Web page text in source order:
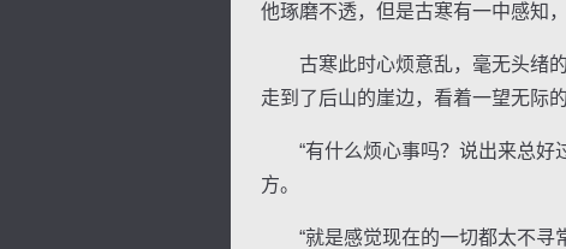
他琢磨不透，但是古寒有一中感知
古寒此时心烦意乱，毫无头绪的
走到了后山的崖边，看着一望无际
“有什么烦心事吗？说出来总好过
方。
“就是感觉现在的一切都太不寻